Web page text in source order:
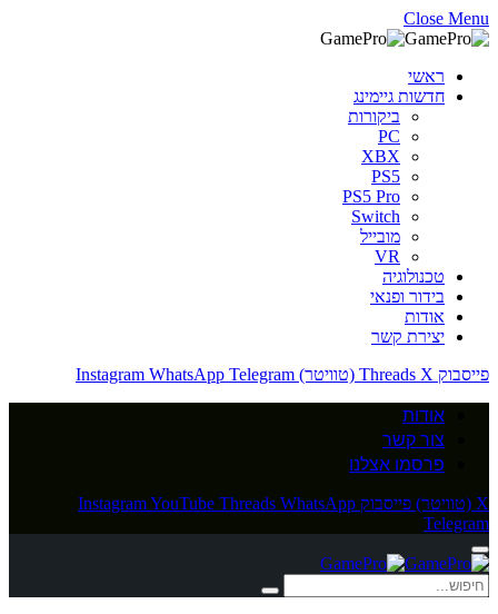
Close Menu
ראשי
חדשות גיימינג
ביקורות
PC
XBX
PS5
PS5 Pro
Switch
מובייל
VR
טכנולוגיה
בידור ופנאי
אודות
יצירת קשר
פייסבוק
Threads X (טוויטר) Instagram WhatsApp Telegram
אודות
צור קשר
פרסמו אצלנו
X (טוויטר) פייסבוק InstagramYouTube Threads WhatsApp
Telegram